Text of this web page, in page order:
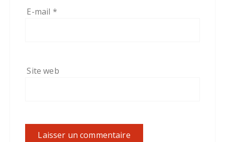
E-mail *
Site web